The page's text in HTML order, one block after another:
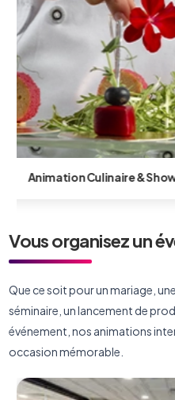
Animation
Vous organisez un
Que ce soit pour un mariage,
séminaire, un lancement de
événement, nos animations
occasion mémorable.